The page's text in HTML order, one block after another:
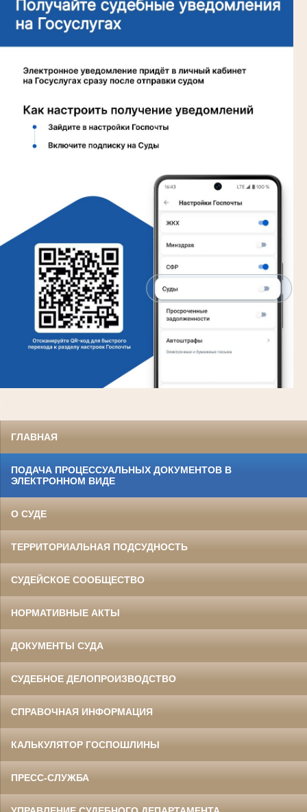
ГЛАВНАЯ
ПОДАЧА ПРОЦЕССУАЛЬНЫХ ДОКУМЕНТОВ В
ЭЛЕКТРОННОМ ВИДЕ
О СУДЕ
ТЕРРИТОРИАЛЬНАЯ ПОДСУДНОСТЬ
СУДЕЙСКОЕ СООБЩЕСТВО
НОРМАТИВНЫЕ АКТЫ
ДОКУМЕНТЫ СУДА
СУДЕБНОЕ ДЕЛОПРОИЗВОДСТВО
СПРАВОЧНАЯ ИНФОРМАЦИЯ
КАЛЬКУЛЯТОР ГОСПОШЛИНЫ
ПРЕСС-СЛУЖБА